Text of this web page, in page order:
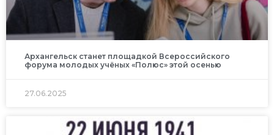
Архангельск станет площадкой Всероссийского
форума молодых учёных «Полюс» этой осенью
27.06.2025